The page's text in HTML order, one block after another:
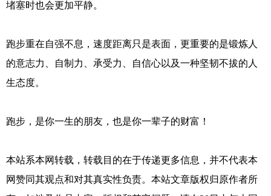
堵塞时也会更加平静。
跑步重在自强不息，速度距离只是表面，更重要的是锻炼人
的意志力、自制力、承受力、自信心以及一种坚韧不拔的人
生态度。
跑步，是你一生的朋友，也是你一辈子的财富！
本站系本网转载，转载目的在于传递更多信息，并不代表本
网赞同其观点和对其真实性负责。本站文章版权归原作者所